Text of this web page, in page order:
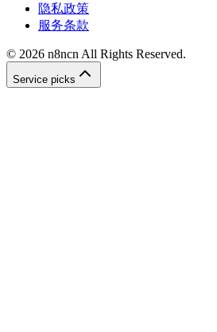
隐私政策
服务条款
© 2026 n8ncn All Rights Reserved.
Service picks